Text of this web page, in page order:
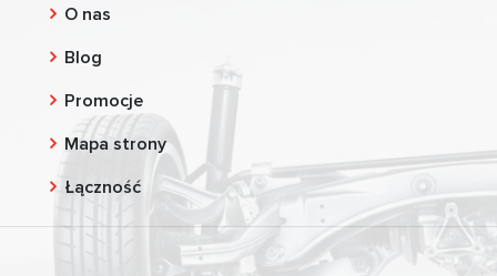
O nas
Blog
Promocje
Mapa strony
Łączność